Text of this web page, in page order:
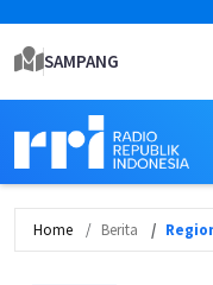
SAMPANG
Home Berita